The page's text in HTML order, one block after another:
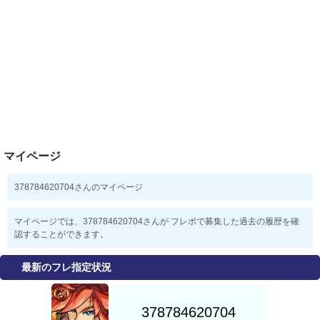
マイページ
378784620704さんのマイページ
マイページでは、378784620704さんが フレボで募集した過去の履歴を確
認することができます。
最新のフレ指定状況